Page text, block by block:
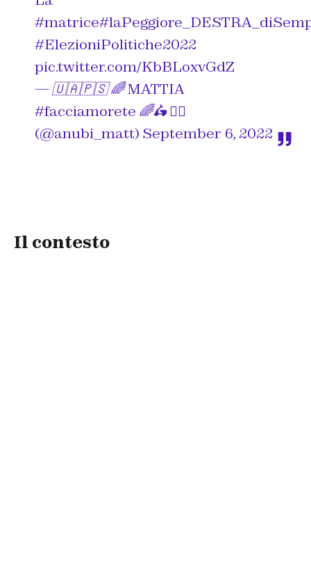
#matrice
#ElezioniPolitiche2022
pic.twitter.com/KbBLoxvGdZ
— 🇺🇦🇵🇸 🌈 MATTIA
#facciamorete 🌈🛵 🚴‍♂️
(@anubi_matt) September 6, 2022
Il contesto